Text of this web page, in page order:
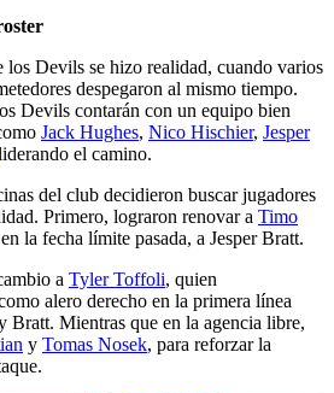
los Devils se hizo realidad, cuando varios
despegaron al mismo tiempo.
Devils contarán con un equipo bien
Jack Hughes, Nico Hischier, Jesper
el camino.
del club decidieron buscar jugadores
Primero, lograron renovar a Timo
la fecha límite pasada, a Jesper Bratt.
a Tyler Toffoli, quien
alero derecho en la primera línea
Bratt. Mientras que en la agencia libre,
y Tomas Nosek, para reforzar la